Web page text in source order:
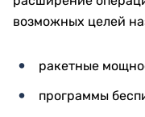
возможных целей
ракетные
программы